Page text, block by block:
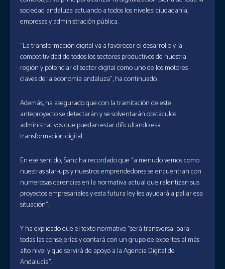
sociedad andaluza actuando a todos los niveles: ciudadanía,
empresas y administración pública.
“La transformación digital va a favorecer el desarrollo y la
competitividad de todos los sectores productivos de nuestra
región y potenciar el sector digital como uno de los motores
claves de la economía andaluza”, ha continuado.
Además, ha asegurado que con la tramitación de este
anteproyecto se detectarán y se solventarán obstáculos
administrativos que puedan estar dificultando esa
transformación digital.
En ese sentido, Sanz ha recordado que “a menudo vemos como
nuestras star-ups y nuestros emprendedores se encuentran con
numerosas carencias en la normativa actual que ralentizan sus
proyectos empresariales y esta futura ley les ayudará a paliar esa
situación”.
Y ha explicado que el texto normativo “será transversal para
todas las consejerías y contará con un grupo de expertos al más
alto nivel y que servirá de apoyo a la Agencia Digital de
Andalucía”.